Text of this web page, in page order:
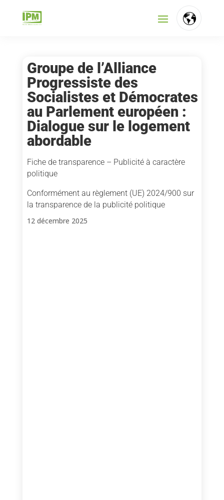
Groupe de l’Alliance
Progressiste des
Socialistes et Démocrates
au Parlement européen :
Dialogue sur le logement
abordable
Fiche de transparence – Publicité à caractère
politique
Conformément au règlement (UE) 2024/900 sur
la transparence de la publicité politique
12 décembre 2025